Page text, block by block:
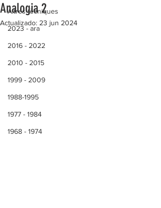
Altres tècniques
2023 - ara
2016 - 2022
2010 - 2015
1999 - 2009
1988-1995
1977 - 1984
1968 - 1974
Analogia 2
Actualizado: 23 jun 2024